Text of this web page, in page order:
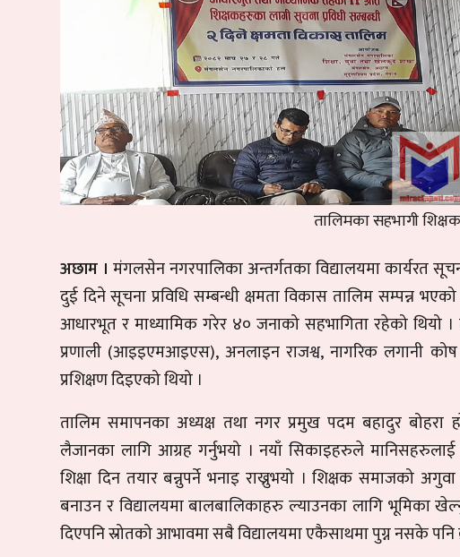
तालिमका सहभागी
अछाम । मंगलसेन नगरपालिका अन्तर्गतका विद्यालयमा कार्यरत
दुई दिने सूचना प्रविधि सम्बन्धी क्षमता विकास तालिम सम्पन्न
आधारभूत र माध्यामिक गरेर ४० जनाको सहभागिता रहेको थियो ।
प्रणाली (आइइएमआइएस), अनलाइन राजश्व, नागरिक लगानी
प्रशिक्षण दिइएको थियो ।
तालिम समापनका अध्यक्ष तथा नगर प्रमुख पदम बहादुर बोहरा
लैजानका लागि आग्रह गर्नुभयो । नयाँ सिकाइहरुले
शिक्षा दिन तयार बन्नुपर्ने भनाइ राख्नुभयो । शिक्षक समाजको
बनाउन र विद्यालयमा बालबालिकाहरु ल्याउनका लागि भूमिका
दिएपनि स्रोतको आभावमा सबै विद्यालयमा एकैसाथमा पुग्न नसके